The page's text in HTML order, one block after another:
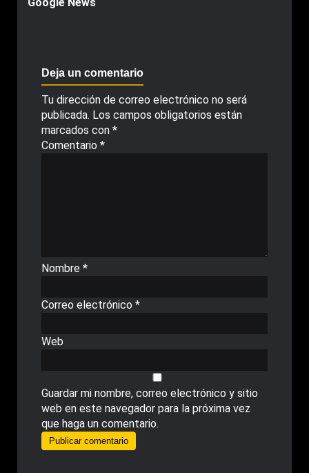
Deja un comentario
Tu dirección de correo electrónico no será
publicada. Los campos obligatorios están
marcados con *
Comentario *
Nombre *
Correo electrónico *
Web
Guardar mi nombre, correo electrónico y sitio
web en este navegador para la próxima vez
que haga un comentario.